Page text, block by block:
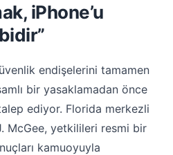
iPhone’u
endişelerini tamamen
bir yasaklamadan önce
ediyor. Florida merkezli
McGee, yetkilileri resmi bir
kamuoyuyla